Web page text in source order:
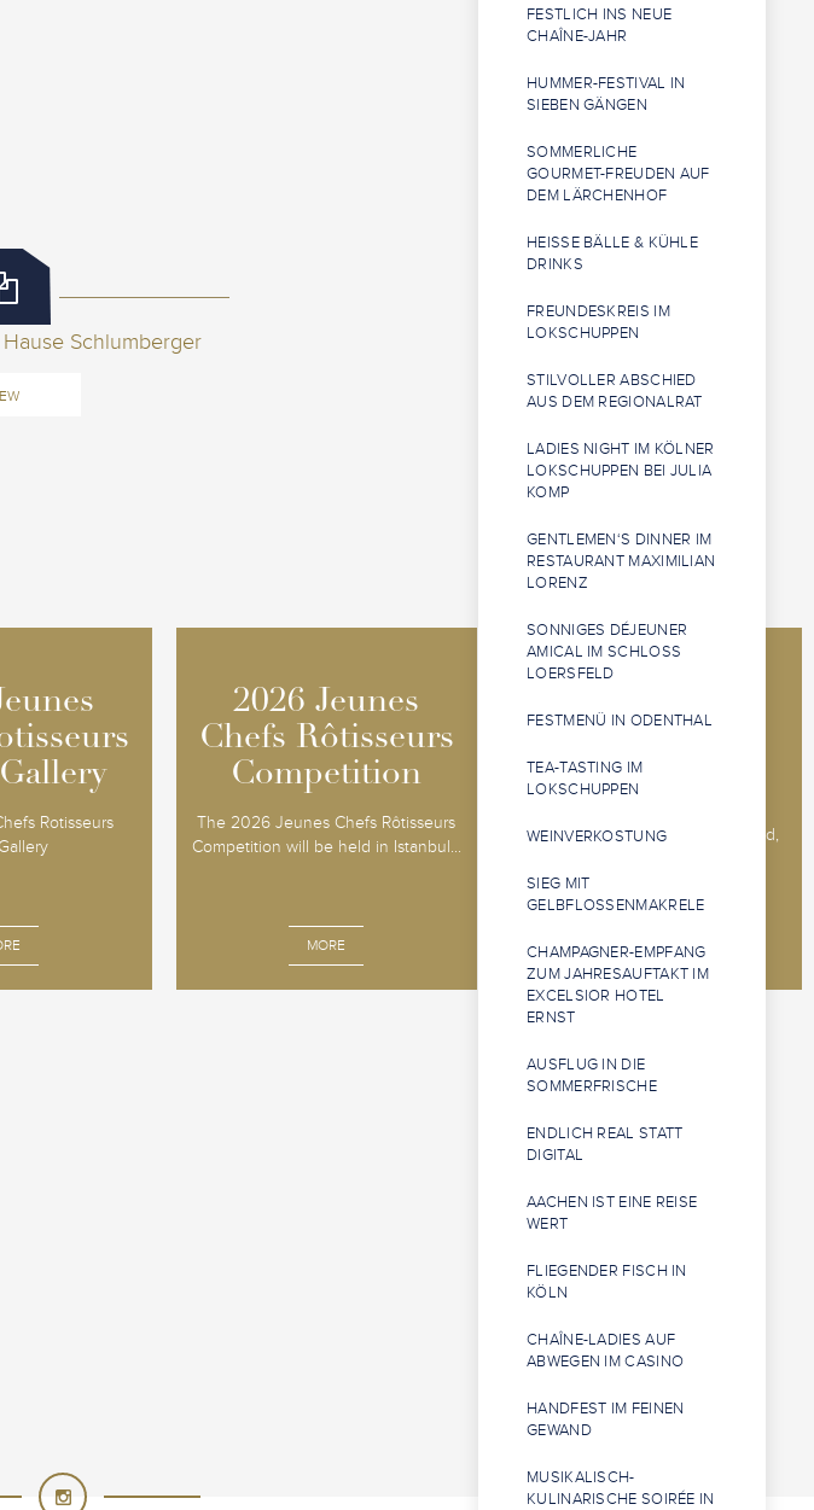
Schlumberger
FESTLICH INS NEUE
CHAÎNE-JAHR
HUMMER-FESTIVAL IN
SIEBEN GÄNGEN
SOMMERLICHE
GOURMET-FREUDEN AUF
DEM LÄRCHENHOF
HEISSE BÄLLE & KÜHLE D
RINKS
FREUNDESKREIS IM
LOKSCHUPPEN
STILVOLLER ABSCHIED
AUS DEM REGIONALRAT
LADIES NIGHT IM KÖLNER
LOKSCHUPPEN BEI JULIA
KOMP
GENTLEMEN‘S DINNER IM
RESTAURANT MAXIMILIAN
LORENZ
SONNIGES DÉJEUNER
AMICAL IM SCHLOSS
LOERSFELD
FESTMENÜ IN ODENTHAL
TEA-TASTING IM
LOKSCHUPPEN
WEINVERKOSTUNG
SIEG MIT
GELBFLOSSENMAKRELE
CHAMPAGNER-EMPFANG
ZUM JAHRESAUFTAKT IM
EXCELSIOR HOTEL
ERNST
AUSFLUG IN DIE
SOMMERFRISCHE
ENDLICH REAL STATT
DIGITAL
AACHEN IST EINE REISE
WERT
FLIEGENDER FISCH IN
KÖLN
CHAÎNE-LADIES AUF
ABWEGEN IM CASINO
HANDFEST IM FEINEN
GEWAND
MUSIKALISCH-
KULINARISCHE SOIRÉE IN
Rotisseurs
2026 Jeunes
Chefs Rôtisseurs
Competition
The 2026 Jeunes Chefs Rôtisseurs
Competition will be held in Istanbul...
MORE
2026 Jeunes
Chefs Rôtisseurs
Competition
Sommeliers
Competition
Competition will be held in Båstad,
MORE
Sommeliers
Competition